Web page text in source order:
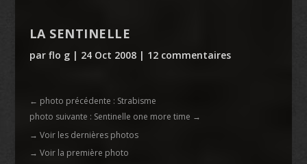
LA SENTINELLE
par flo g| 24 Oct 2008| 12 commentaires
← photo précédente : Strabisme
photo suivante : Sentinelle one more time →
→ Voir les dernières photos
→ Voir la première photo